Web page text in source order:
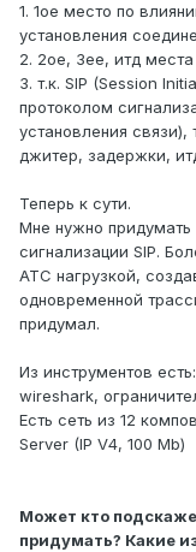
1. 1ое место по
установления
2. 2ое, 3ее, итд
3. т.к. SIP (Session
протоколом
установления
джитер, задержки,
Теперь к сути.
Мне нужно
сигнализации SIP.
АТС нагрузкой,
одновременной
придумал.
Из инструментов
wireshark,
Есть сеть из 12
Server (IP V4, 100 Mb)
Может кто
придумать? Какие